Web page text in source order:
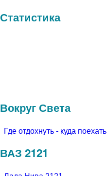
Статистика
Вокруг Света
Где отдохнуть - куда поехать
ВАЗ 2121